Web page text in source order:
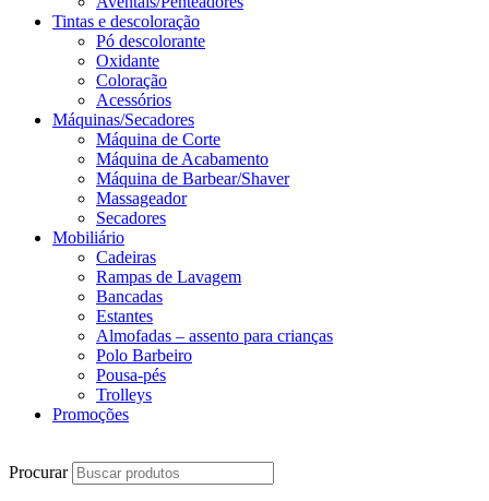
Tintas e descoloração
Pó descolorante
Oxidante
Coloração
Acessórios
Máquinas/Secadores
Máquina de Corte
Máquina de Acabamento
Máquina de Barbear/Shaver
Massageador
Secadores
Mobiliário
Cadeiras
Rampas de Lavagem
Bancadas
Estantes
Almofadas – assento para crianças
Polo Barbeiro
Pousa-pés
Trolleys
Promoções
Procurar